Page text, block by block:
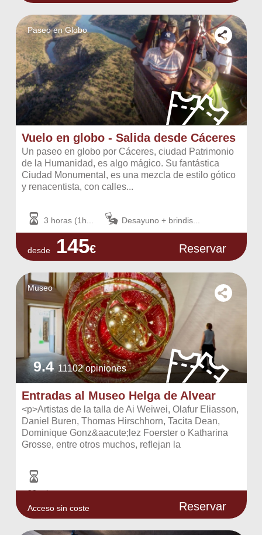
Paseo en Globo
Vuelo en globo - Salida desde Cáceres
Un paseo en globo por Cáceres, ciudad Patrimonio
de la Humanidad, es algo mágico. Su fantástica
Ciudad Monumental, es una mezcla de estilo gótico
y renacentista, con calles...
3 horas (1h... Desayuno + brindis...
desde 145€ Reservar
Museo
9.411102 opiniones
Entradas al Museo Helga de Alvear
<p>Artistas de la talla de Ai Weiwei, Olafur Eliasson,
Daniel Buren, Thomas Hirschhorn, Tacita Dean,
Dominique Gonz&aacute;lez Foerster o Katharina
Grosse, entre otros muchos, reflejan la
90 min. aprox.
Acceso sin coste
Reservar